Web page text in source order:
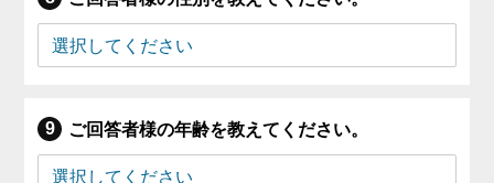
ご回答者様の年齢を教えてください。